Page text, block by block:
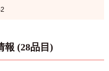
報 (28品目)